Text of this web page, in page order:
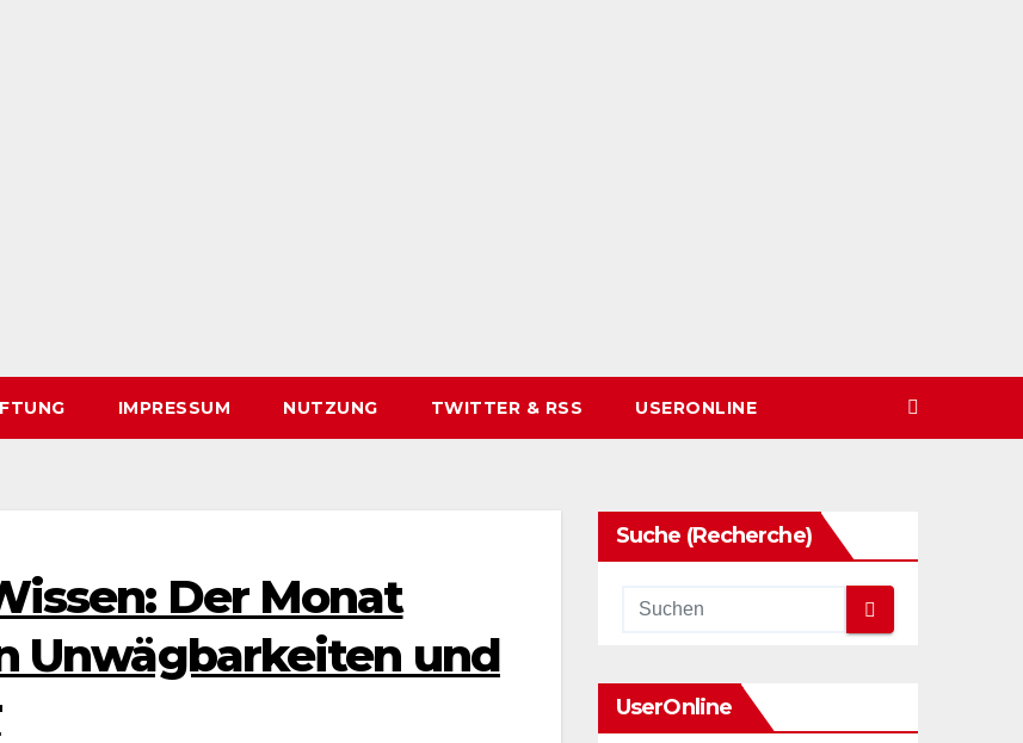
IMPRESSUM NUTZUNG TWITTER & RSS USERONLINE
Der Monat
Unwägbarkeiten und
Suche (Recherche)
UserOnline